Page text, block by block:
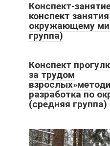
Конспект-
конспект
окружающему
группа)
Конспект
за трудом
разработка по
(средняя группа)